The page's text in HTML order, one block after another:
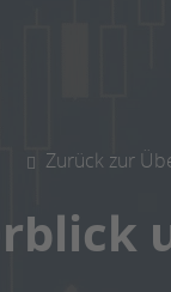
Zurück zur